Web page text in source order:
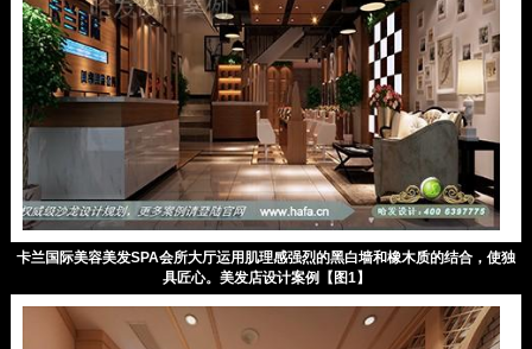
卡兰国际美容美发SPA会所大厅运用肌理感强烈的黑白墙和橡木质的结合，使独
具匠心。美发店设计案例【图1】